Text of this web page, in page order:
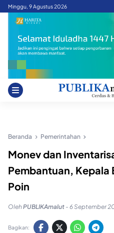
SkipMinggu, 9 Agustus 2026
Beranda Pemerintahan
Monev dan
Pembantuan, Kepala
Poin
OlehPUBLIKAmalut - 6 September
Bagikan: